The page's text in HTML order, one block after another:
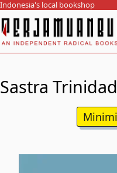
Indonesia's local bookshop
Sastra Trinidad